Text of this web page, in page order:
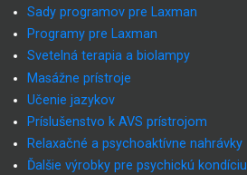
Sady programov pre Laxman
Programy pre Laxman
Svetelná terapia a biolampy
Masážne prístroje
Učenie jazykov
Príslušenstvo k AVS prístrojom
Relaxačné a psychoaktívne nahrávky
Ďalšie výrobky pre psychickú kondíciu